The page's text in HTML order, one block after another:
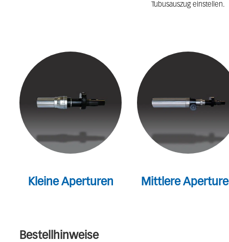
Tubusauszug einstellen.
Kleine Aperturen Mittlere
Bestellhinweise